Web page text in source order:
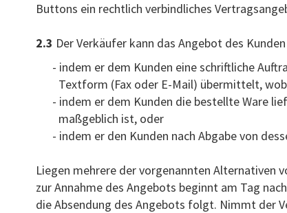
Buttons ein rechtlich verbindliches
2.3 Der Verkäufer kann das Angebot des
- indem er dem Kunden eine schriftliche
Textform (Fax oder E-Mail) übermittelt,
- indem er dem Kunden die bestellte Ware
maßgeblich ist, oder
- indem er den Kunden nach Abgabe von
Liegen mehrere der vorgenannten
zur Annahme des Angebots beginnt am Tag
die Absendung des Angebots folgt. Nimmt der